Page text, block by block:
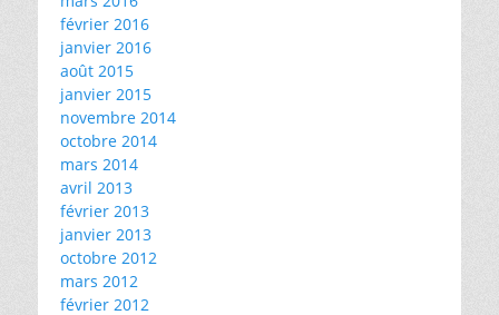
février 2016
janvier 2016
août 2015
janvier 2015
novembre 2014
octobre 2014
mars 2014
avril 2013
février 2013
janvier 2013
octobre 2012
mars 2012
février 2012